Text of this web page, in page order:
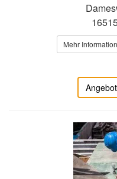
Mehr